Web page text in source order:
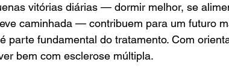
vitórias diárias — dormir melhor, se
caminhada — contribuem para um futuro
parte fundamental do tratamento. Com
bem com esclerose múltipla.